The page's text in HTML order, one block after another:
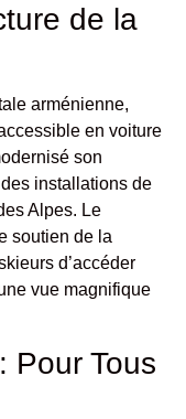
de la
arménienne,
en voiture
son
installations de
Alpes. Le
soutien de la
d’accéder
vue magnifique
Pour Tous